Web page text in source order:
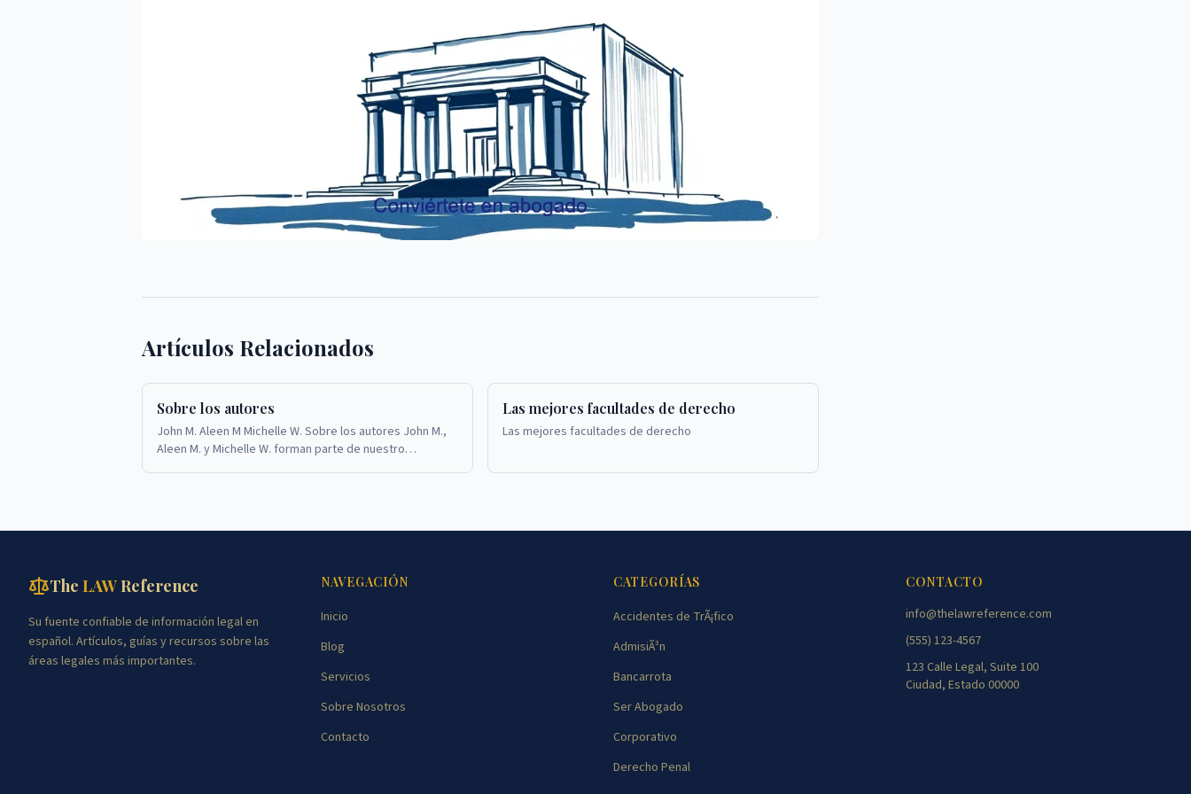
Artículos Relacionados
Sobre los autores
John M. Aleen M Michelle W. Sobre los autores John M.,
Aleen M. y Michelle W. forman parte de nuestro
Las mejores facultades de derecho
Las mejores facultades de derecho
The LAWReference
Su fuente confiable de información legal en
español. Artículos, guías y recursos sobre las
áreas legales más importantes.
NAVEGACIÓN
Inicio
Blog
Servicios
Sobre Nosotros
Contacto
CATEGORÍAS
Accidentes de TrÃ¡fico
AdmisiÃ³n
Bancarrota
Ser Abogado
Corporativo
Derecho Penal
CONTACTO
info@thelawreference.com
(555) 123-4567
123 Calle Legal, Suite 100
Ciudad, Estado 00000